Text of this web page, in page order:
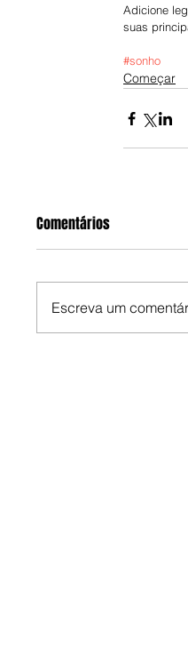
Adicione
suas
#sonho
Começar
Comentários
Escreva um